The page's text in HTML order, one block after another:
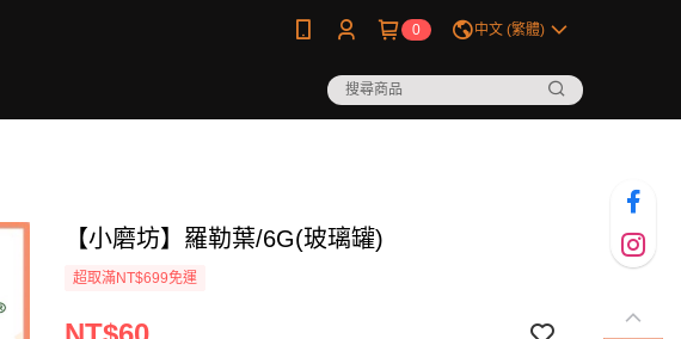
0 中文 (繁體)
【小磨坊】羅勒葉/6G(玻璃罐)
超取滿NT$699免運